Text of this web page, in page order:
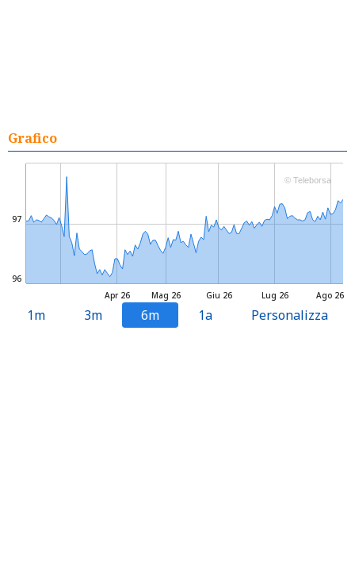
Grafico
Mag 26 Lug 26
Apr 26 Giu 26 Ago 26
96
97
© Teleborsa
1m 3m 6m 1a Personalizza